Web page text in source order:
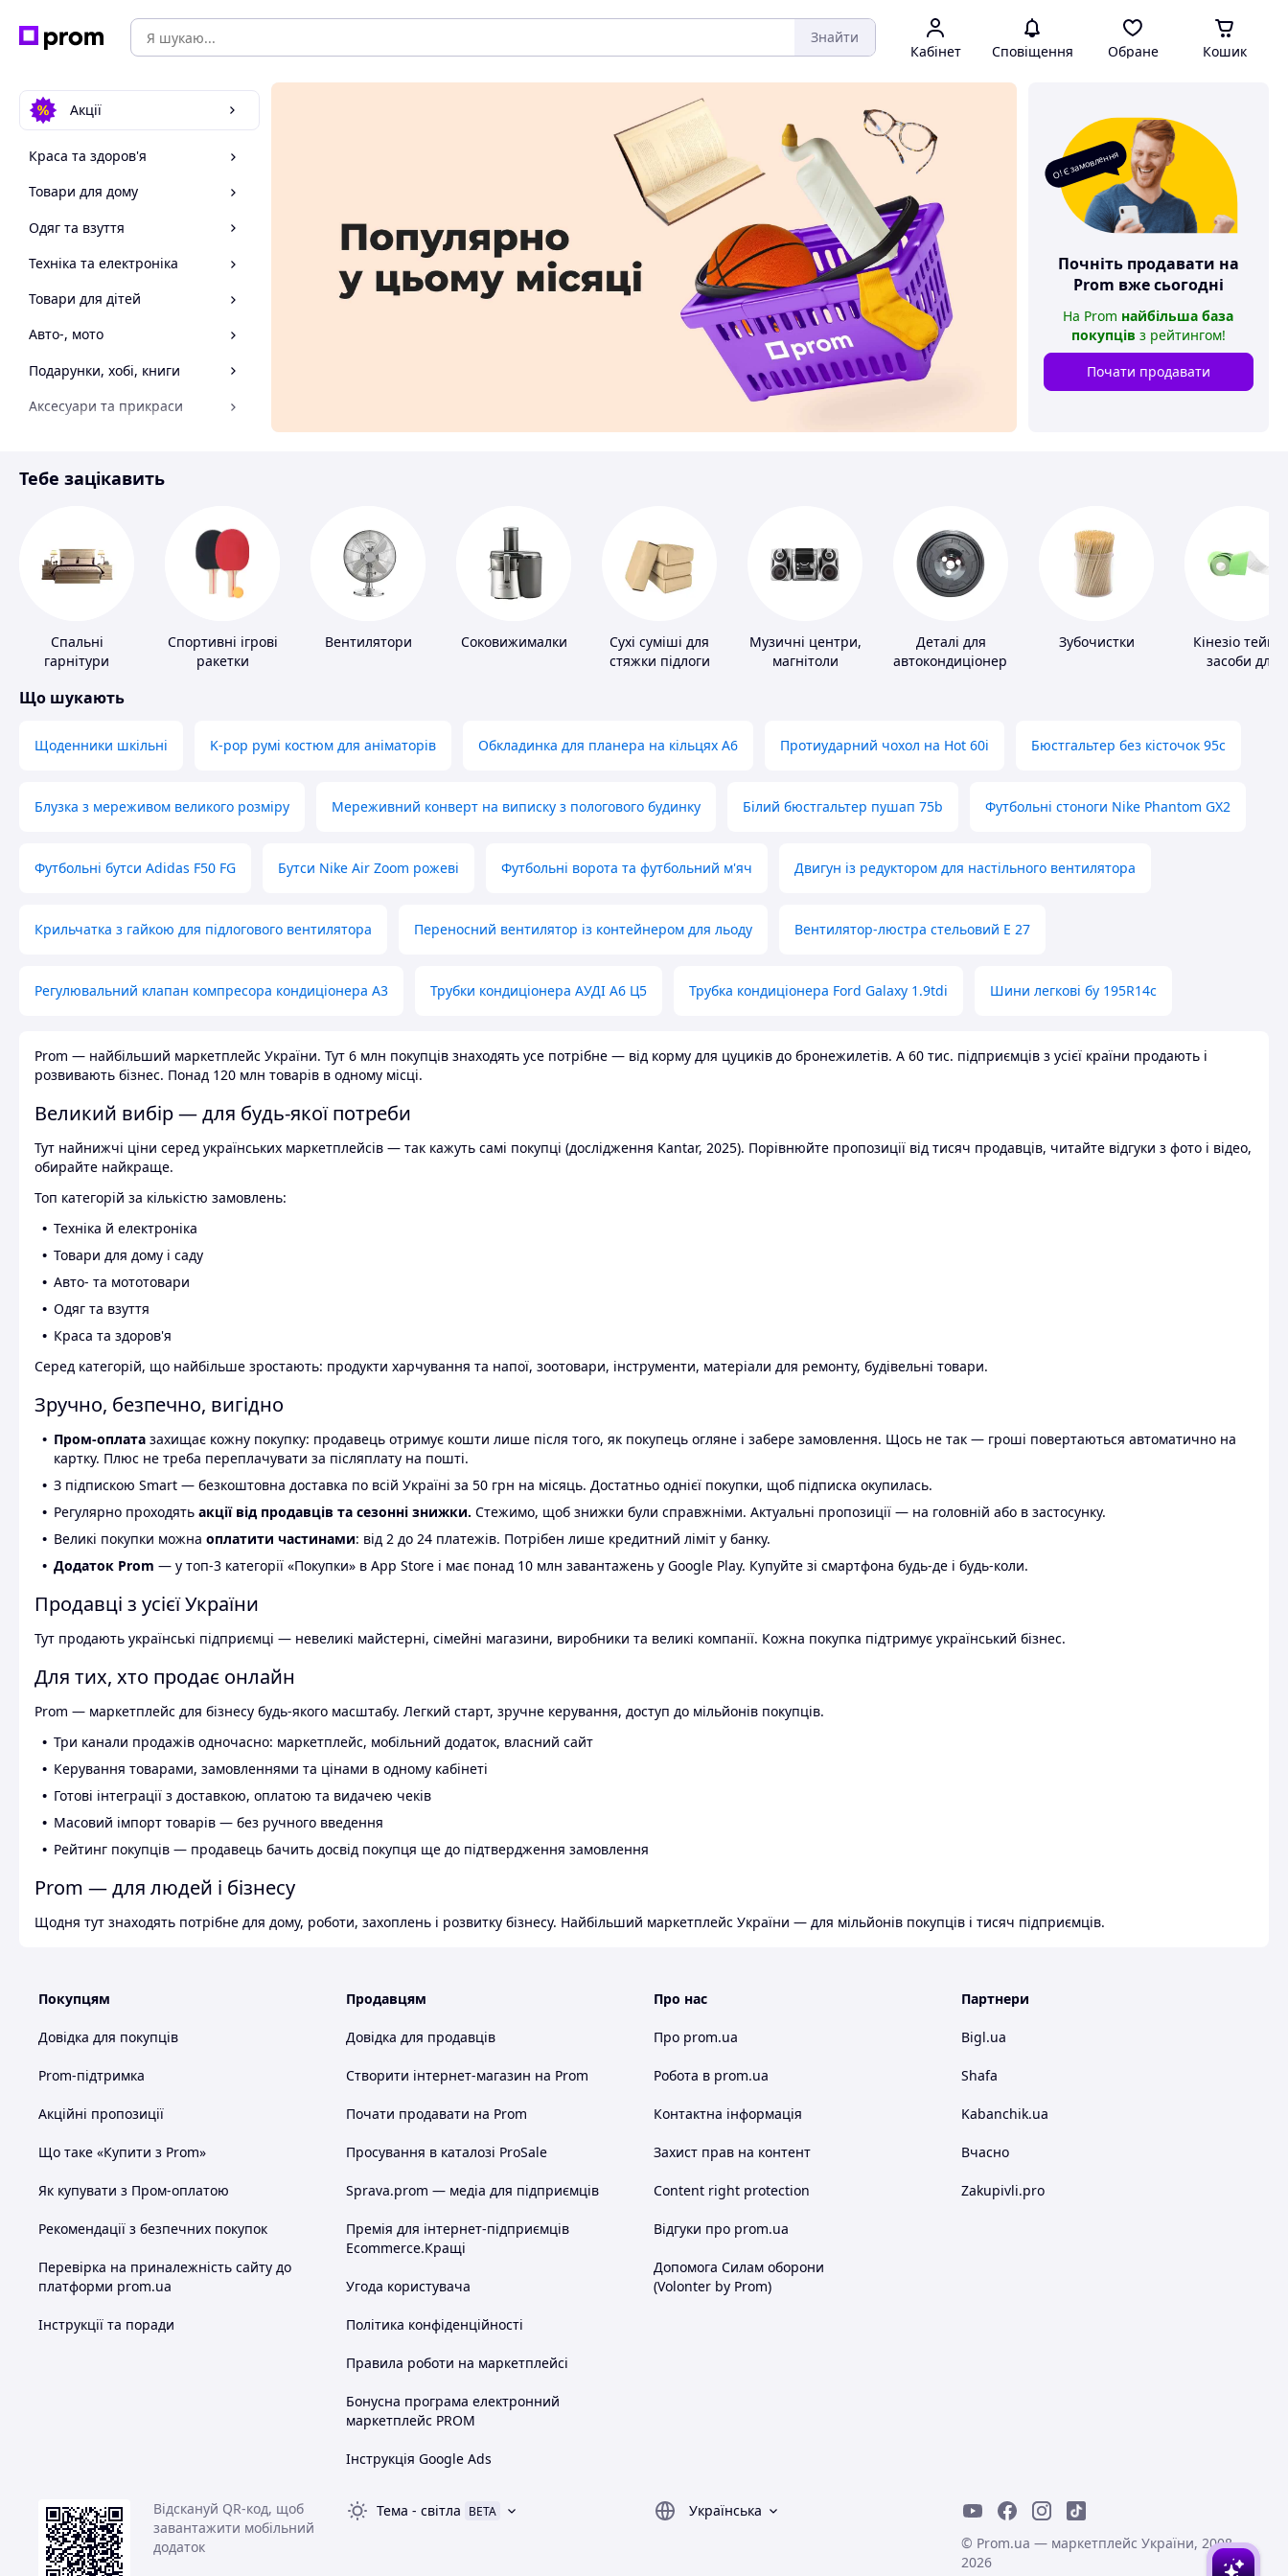
Знайти
Кабінет Сповіщення Обране Кошик
Акції
Краса та здоров'я
Товари для дому
Одяг та взуття
Техніка та електроніка
Товари для дітей
Авто-, мото
Подарунки, хобі, книги
Аксесуари та прикраси
Спорт і відпочинок
О! Є замовлення
Почніть продавати на
Prom вже сьогодні
На Prom найбільша база
покупців з рейтингом!
Почати продавати
Тебе зацікавить
Спальні
гарнітури
Спортивні ігрові
ракетки
Вентилятори Соковижималки
Сухі суміші для
стяжки підлоги
Музичні центри,
магнітоли
Деталі для
автокондиціонерів
Зубочистки
Кінезіо тейпи
засоби для
Що шукають
Щоденники шкільні K-pop румі костюм для аніматорів Обкладинка для планера на кільцях А6 Протиударний чохол на Hot 60i Бюстгальтер без кісточок 95с
Блузка з мереживом великого розміру Мереживний конверт на виписку з пологового будинку Білий бюстгальтер пушап 75b Футбольні стоноги Nike Phantom GX2
Футбольні бутси Adidas F50 FG Бутси Nike Air Zoom рожеві Футбольні ворота та футбольний м'яч Двигун із редуктором для настільного вентилятора
Крильчатка з гайкою для підлогового вентилятора Переносний вентилятор із контейнером для льоду Вентилятор-люстра стельовий E 27
Регулювальний клапан компресора кондиціонера А3 Трубки кондиціонера АУДІ А6 Ц5 Трубка кондиціонера Ford Galaxy 1.9tdi Шини легкові бу 195R14c
Prom — найбільший маркетплейс України. Тут 6 млн покупців знаходять усе потрібне — від корму для цуциків до бронежилетів. А 60 тис. підприємців з усієї країни продають і
розвивають бізнес. Понад 120 млн товарів в одному місці.
Великий вибір — для будь-якої потреби
Тут найнижчі ціни серед українських маркетплейсів — так кажуть самі покупці (дослідження Kantar, 2025). Порівнюйте пропозиції від тисяч продавців, читайте відгуки з фото і відео,
обирайте найкраще.
Топ категорій за кількістю замовлень:
Техніка й електроніка
Товари для дому і саду
Авто- та мототовари
Одяг та взуття
Краса та здоров'я
Серед категорій, що найбільше зростають: продукти харчування та напої, зоотовари, інструменти, матеріали для ремонту, будівельні товари.
Зручно, безпечно, вигідно
Пром-оплата захищає кожну покупку: продавець отримує кошти лише після того, як покупець огляне і забере замовлення. Щось не так — гроші повертаються автоматично на
картку. Плюс не треба переплачувати за післяплату на пошті.
З підпискою Smart — безкоштовна доставка по всій Україні за 50 грн на місяць. Достатньо однієї покупки, щоб підписка окупилась.
Регулярно проходять акції від продавців та сезонні знижки. Стежимо, щоб знижки були справжніми. Актуальні пропозиції — на головній або в застосунку.
Великі покупки можна оплатити частинами: від 2 до 24 платежів. Потрібен лише кредитний ліміт у банку.
Додаток Prom — у топ-3 категорії «Покупки» в App Store і має понад 10 млн завантажень у Google Play. Купуйте зі смартфона будь-де і будь-коли.
Продавці з усієї України
Тут продають українські підприємці — невеликі майстерні, сімейні магазини, виробники та великі компанії. Кожна покупка підтримує український бізнес.
Для тих, хто продає онлайн
Prom — маркетплейс для бізнесу будь-якого масштабу. Легкий старт, зручне керування, доступ до мільйонів покупців.
Три канали продажів одночасно: маркетплейс, мобільний додаток, власний сайт
Керування товарами, замовленнями та цінами в одному кабінеті
Готові інтеграції з доставкою, оплатою та видачею чеків
Масовий імпорт товарів — без ручного введення
Рейтинг покупців — продавець бачить досвід покупця ще до підтвердження замовлення
Prom — для людей і бізнесу
Щодня тут знаходять потрібне для дому, роботи, захоплень і розвитку бізнесу. Найбільший маркетплейс України — для мільйонів покупців і тисяч підприємців.
Покупцям
Довідка для покупців
Prom-підтримка
Акційні пропозиції
Що таке «Купити з Prom»
Як купувати з Пром-оплатою
Рекомендації з безпечних покупок
Перевірка на приналежність сайту до
платформи prom.ua
Інструкції та поради
Продавцям
Довідка для продавців
Створити інтернет-магазин на Prom
Почати продавати на Prom
Просування в каталозі ProSale
Sprava.prom — медіа для підприємців
Премія для інтернет-підприємців
Ecommerce.Кращі
Угода користувача
Політика конфіденційності
Правила роботи на маркетплейсі
Бонусна програма електронний
маркетплейс PROM
Інструкція Google Ads
Про нас
Про prom.ua
Робота в prom.ua
Контактна інформація
Захист прав на контент
Content right protection
Відгуки про prom.ua
Допомога Силам оборони
(Volonter by Prom)
Партнери
Bigl.ua
Shafa
Kabanchik.ua
Вчасно
Zakupivli.pro
Відскануй QR-код, щоб
завантажити мобільний
додаток
Тема - світла BETA
Українська
© Prom.ua — маркетплейс України, 2008-
2026